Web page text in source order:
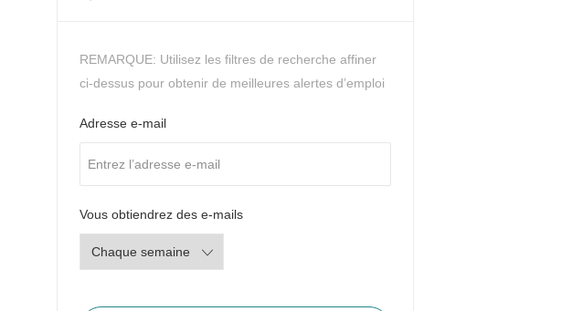
REMARQUE: Utilisez les filtres de recherche affiner
ci-dessus pour obtenir de meilleures alertes d’emploi
Adresse e-mailRequired
Vous obtiendrez des e-mailsRequired